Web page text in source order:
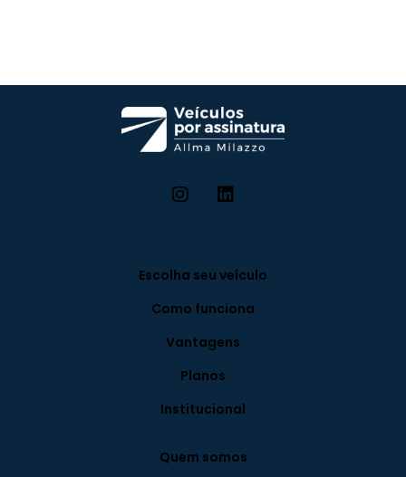
Escolha seu veículo
Como funciona
Vantagens
Planos
Institucional
Quem somos